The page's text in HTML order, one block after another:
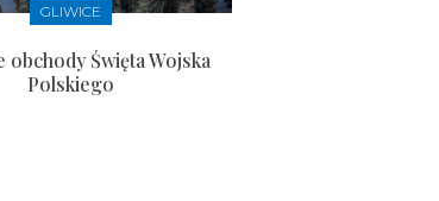
GLIWICE
obchody Święta Wojska
Polskiego